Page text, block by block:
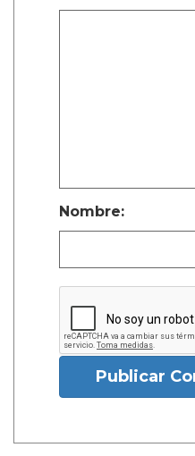
Nombre:
Publicar